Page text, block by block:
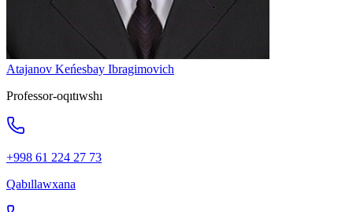
Atajanov Keńesbay Ibragimovich
Professor-oqıtıwshı
+998 61 224 27 73
Qabıllawxana